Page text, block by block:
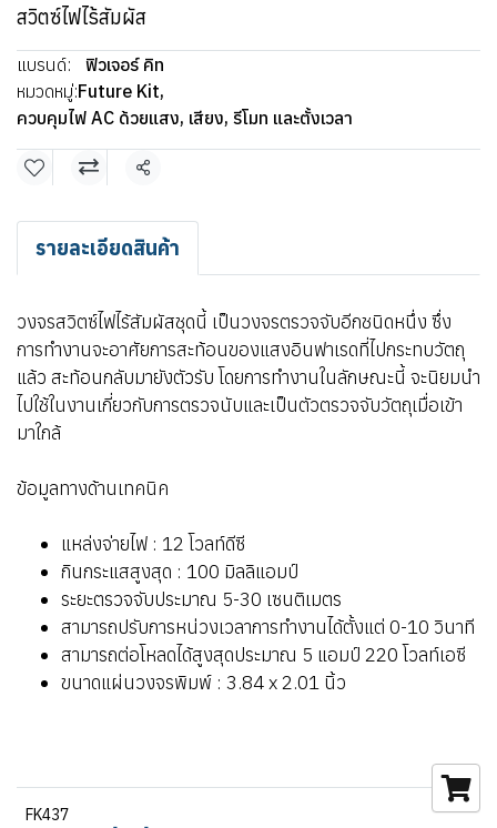
สวิตซ์ไฟไร้สัมผัส
แบรนด์:
ฟิวเจอร์ คิท
หมวดหมู่:Future Kit,
ควบคุมไฟ AC ด้วยแสง, เสียง, รีโมท และตั้งเวลา
แชร์
รายละเอียดสินค้า
วงจรสวิตซ์ไฟไร้สัมผัสชุดนี้ เป็นวงจรตรวจจับอีกชนิดหนึ่ง ซึ่ง
การทำงานจะอาศัยการสะท้อนของแสงอินฟาเรดที่ไปกระทบวัตถุ
แล้ว สะท้อนกลับมายังตัวรับ โดยการทำงานในลักษณะนี้ จะนิยมนำ
ไปใช้ในงานเกี่ยวกับการตรวจนับและเป็นตัวตรวจจับวัตถุเมื่อเข้า
มาใกล้
ข้อมูลทางด้านเทคนิค
แหล่งจ่ายไฟ : 12 โวลท์ดีซี
กินกระแสสูงสุด : 100 มิลลิแอมป์
ระยะตรวจจับประมาณ 5-30 เซนติเมตร
สามารถปรับการหน่วงเวลาการทำงานได้ตั้งแต่ 0-10 วินาที
สามารถต่อโหลดได้สูงสุดประมาณ 5 แอมป์ 220 โวลท์เอซี
ขนาดแผ่นวงจรพิมพ์ : 3.84 x 2.01 นิ้ว
FK437